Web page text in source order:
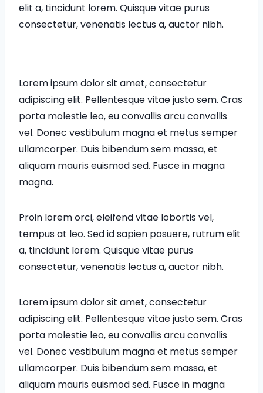
elit a, tincidunt lorem. Quisque vitae purus
consectetur, venenatis lectus a, auctor nibh.
Lorem ipsum dolor sit amet, consectetur
adipiscing elit. Pellentesque vitae justo sem. Cras
porta molestie leo, eu convallis arcu convallis
vel. Donec vestibulum magna et metus semper
ullamcorper. Duis bibendum sem massa, et
aliquam mauris euismod sed. Fusce in magna
magna.
Proin lorem orci, eleifend vitae lobortis vel,
tempus at leo. Sed id sapien posuere, rutrum elit
a, tincidunt lorem. Quisque vitae purus
consectetur, venenatis lectus a, auctor nibh.
Lorem ipsum dolor sit amet, consectetur
adipiscing elit. Pellentesque vitae justo sem. Cras
porta molestie leo, eu convallis arcu convallis
vel. Donec vestibulum magna et metus semper
ullamcorper. Duis bibendum sem massa, et
aliquam mauris euismod sed. Fusce in magna